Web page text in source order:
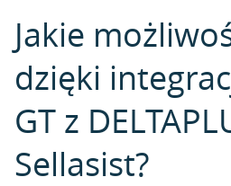
Jakie
dzięki
GT z
Sellasist?